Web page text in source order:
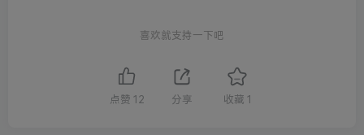
喜欢就支持一下吧
点赞 12 分享 收藏 1